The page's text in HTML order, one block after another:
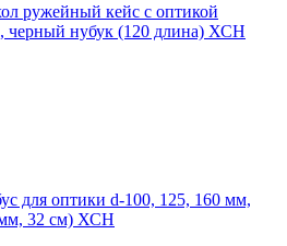
ружейный кейс с оптикой
черный нубук (120 длина) ХСН
для оптики d-100, 125, 160 мм,
мм, 32 см) ХСН